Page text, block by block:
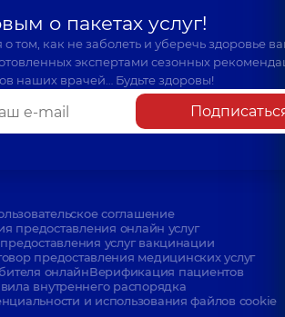
о пакетах услуг!
том, как не заболеть и уберечь здоровье
экспертами сезонных
наших врачей… Будьте здоровы!
соглашение
предоставления онлайн услуг
услуг вакцинации
предоставления медицинских услуг
онлайнВерификация пациентов
внутреннего распорядка
и использования файлов cookie